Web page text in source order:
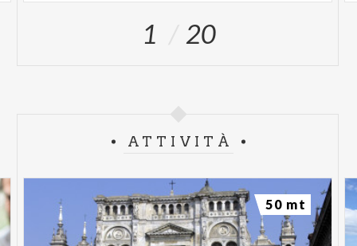
1 20
ATTIVITÀ
50 mt